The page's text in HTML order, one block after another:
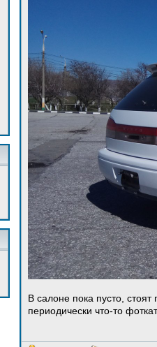
В салоне пока пусто,
периодически что-то